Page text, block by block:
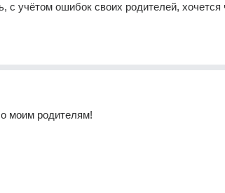
с учётом ошибок своих родителей, хочется
моим родителям!